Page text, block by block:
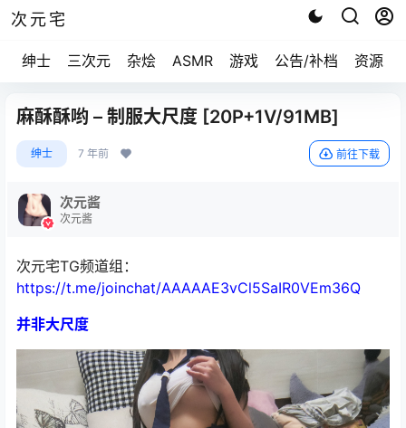
次元宅
绅士 三次元 杂烩 ASMR 游戏 公告/补档 资源求
麻酥酥哟 – 制服大尺度 [20P+1V/91MB]
绅士 7 年前 前往下载
次元酱
次元酱
次元宅TG频道组：
https://t.me/joinchat/AAAAAE3vCl5SaIR0VEm36Q
并非大尺度